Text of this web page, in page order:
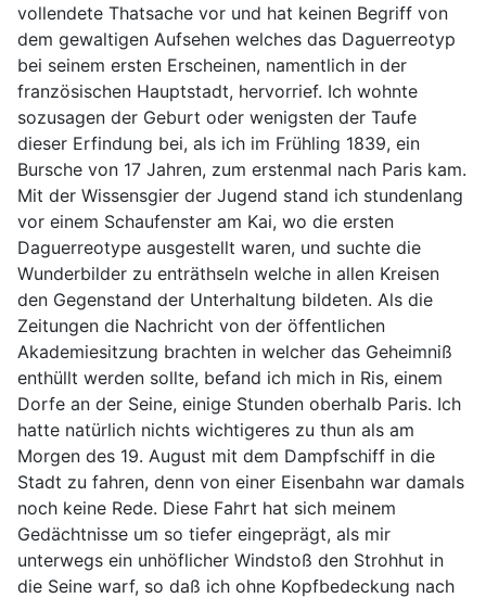
vollendete Thatsache vor und hat keinen Begriff von
dem gewaltigen Aufsehen welches das Daguerreotyp
bei seinem ersten Erscheinen, namentlich in der
französischen Hauptstadt, hervorrief. Ich wohnte
sozusagen der Geburt oder wenigsten der Taufe
dieser Erfindung bei, als ich im Frühling 1839, ein
Bursche von 17 Jahren, zum erstenmal nach Paris kam.
Mit der Wissensgier der Jugend stand ich stundenlang
vor einem Schaufenster am Kai, wo die ersten
Daguerreotype ausgestellt waren, und suchte die
Wunderbilder zu enträthseln welche in allen Kreisen
den Gegenstand der Unterhaltung bildeten. Als die
Zeitungen die Nachricht von der öffentlichen
Akademiesitzung brachten in welcher das Geheimniß
enthüllt werden sollte, befand ich mich in Ris, einem
Dorfe an der Seine, einige Stunden oberhalb Paris. Ich
hatte natürlich nichts wichtigeres zu thun als am
Morgen des 19. August mit dem Dampfschiff in die
Stadt zu fahren, denn von einer Eisenbahn war damals
noch keine Rede. Diese Fahrt hat sich meinem
Gedächtnisse um so tiefer eingeprägt, als mir
unterwegs ein unhöflicher Windstoß den Strohhut in
die Seine warf, so daß ich ohne Kopfbedeckung nach